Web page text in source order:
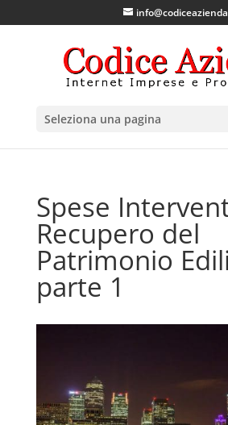
Seleziona una pagina
Spese
Recupero del
Patrimonio
parte 1